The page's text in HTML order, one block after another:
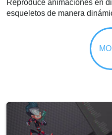
Reproduce animaciones en
esqueletos de manera